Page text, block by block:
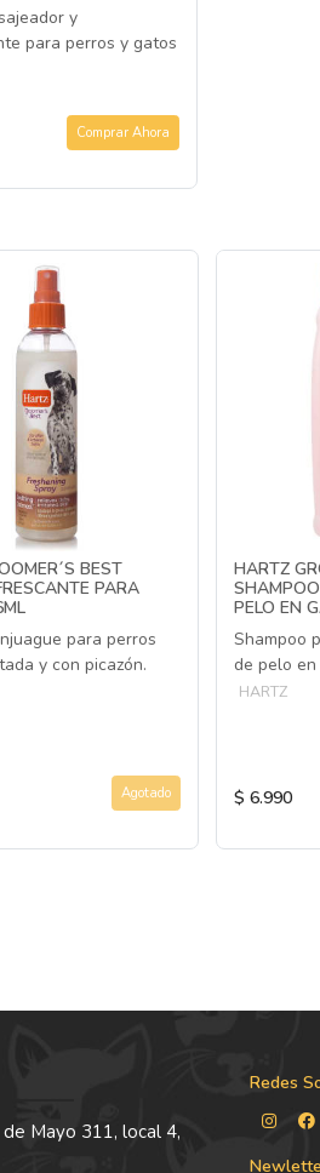
y
para perros y gatos
Comprar Ahora
BEST
PARA
para perros
y con picazón.
Agotado
HARTZ
PELO EN
Shampoo
de pelo
HARTZ
$ 6.990
Mayo 311, local 4,
Redes